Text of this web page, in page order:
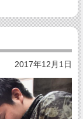
2017年12月1日